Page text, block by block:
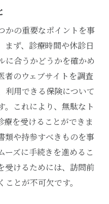
かの重要なポイントを事
まず、診療時間や休診日
に合うかどうかを確かめ
者のウェブサイトを調査
利用できる保険について
。これにより、無駄なト
療を受けることができま
類や持参すべきものを事
ーズに手続きを進めるこ
受けるためには、訪問前
とが不可欠です。